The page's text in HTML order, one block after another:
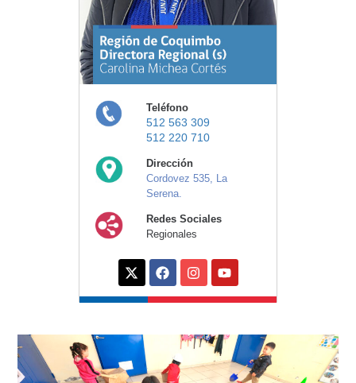
Teléfono
512 563 309
512 220 710
Dirección
Cordovez 535, La
Serena.
Redes Sociales
Regionales